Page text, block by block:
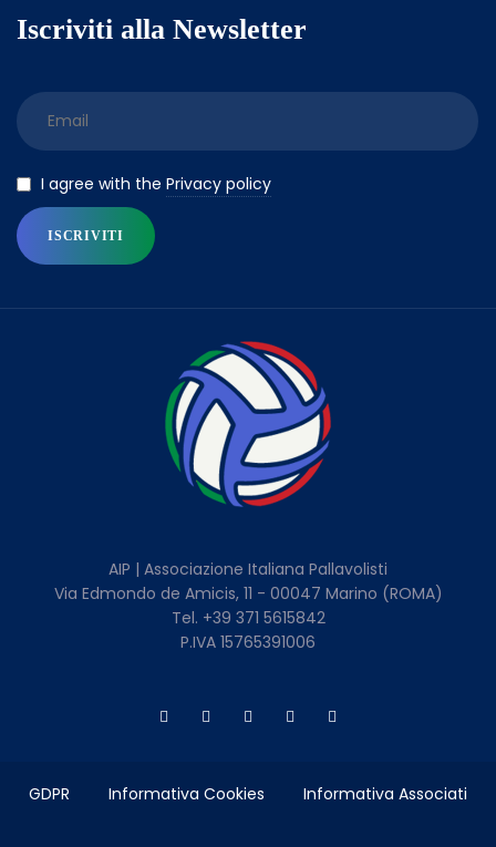
Iscriviti alla Newsletter
I agree with the Privacy policy
AIP | Associazione Italiana Pallavolisti
Via Edmondo de Amicis, 11 - 00047 Marino (ROMA)
Tel. +39 371 5615842
P.IVA 15765391006
GDPR Informativa Cookies Informativa Associati